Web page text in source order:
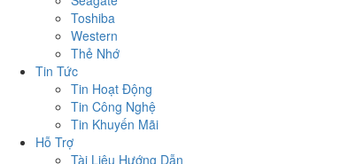
Toshiba
Western
Thẻ Nhớ
Tin Tức
Tin Hoạt Động
Tin Công Nghệ
Tin Khuyến Mãi
Hỗ Trợ
Tài Liệu Hướng Dẫn